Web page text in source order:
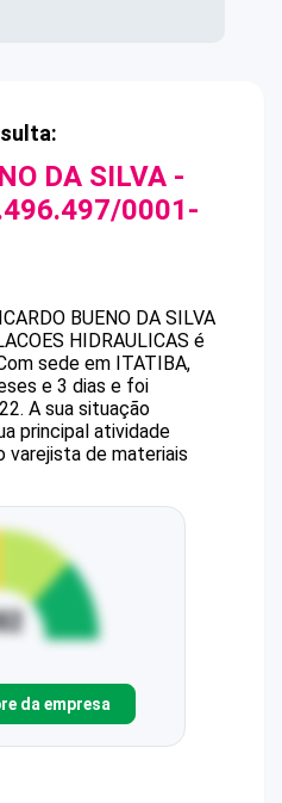
DA SILVA -
0001-
BUENO DA SILVA
HIDRAULICAS é
sede em ITATIBA,
e 3 dias e foi
A sua situação
principal atividade
varejista de materiais
da empresa